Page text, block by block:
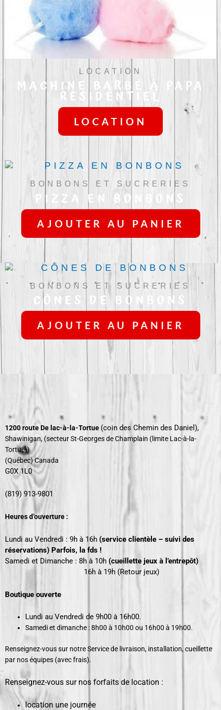
LOCATION
MACHINE BARBE À PAPA
RÉSIDENTIEL
LOCATION
BONBONS ET SUCRERIES
PIZZA EN BONBONS
AJOUTER AU PANIER
BONBONS ET SUCRERIES
CÔNES DE BONBONS
AJOUTER AU PANIER
1200 route De lac-à-la-Tortue (coin des Chemin des Daniel),
Shawinigan, (secteur St-Georges de Champlain (limite Lac-à-la-
Tortue))
(Québec) Canada
G0X 1L0
(819) 913-9801
Heures d’ouverture :
Lundi au Vendredi : 9h à 16h (service clientèle – suivi des
réservations) Parfois, la fds !
Samedi et Dimanche : 8h à 10h (cueillette jeux à l’entrepôt)
16h à 19h (Retour jeux)
Boutique ouverte
Lundi au Vendredi de 9h00 à 16h00.
Samedi et dimanche : 8h00 à 10h00 ou 16h00 à 19h00.
Renseignez-vous sur notre Service de livraison, installation, cueillette
par nos équipes (avec frais).
Renseignez-vous sur nos forfaits de location :
location une journée